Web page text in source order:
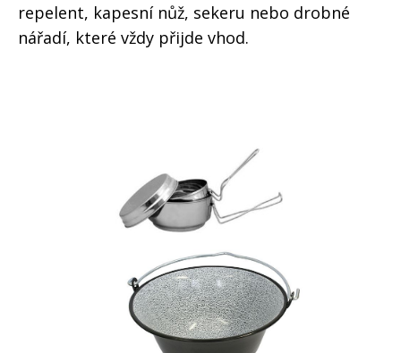
repelent, kapesní nůž, sekeru nebo drobné
nářadí, které vždy přijde vhod.